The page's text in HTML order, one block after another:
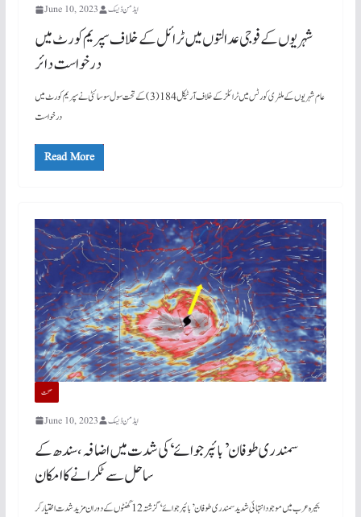
June 10, 2023 ایڈمن ڈیسک
شہریوں کے فوجی عدالتوں میں ٹرائل کے خلاف سپریم کورٹ میں
درخواست دائر
عام شہریوں کے ملٹری کورٹس میں ٹرائلز کے خلاف آرٹیکل 184(3) کے تحت سول سوسائٹی نے سپریم کورٹ میں
درخواست
Read More
صحت
June 10, 2023 ایڈمن ڈیسک
سمندری طوفان ’بائپر جوائے‘ کی شدت میں اضافہ، سندھ کے
ساحل سے ٹکرانے کا امکان
بحیرہ عرب میں موجود انتہائی شدید سمندری طوفان ’بائپر جوائے‘ گزشتہ 12 گھنٹوں کے دوران مزید شدت اختیار کر